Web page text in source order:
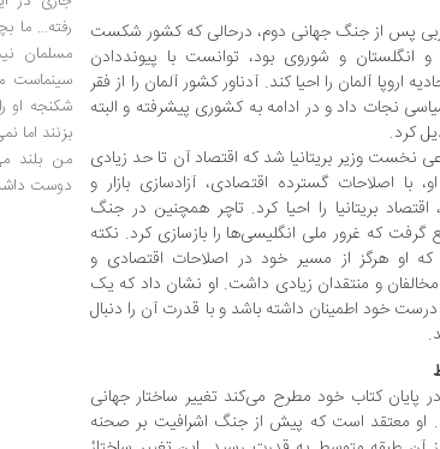
غربی پس از جنگ جهانی دوم، درحالی که کشور شکست
انگلستان و شوروی بود، توانست با پیونددادن
آلمان را احیا کند. آدناور کشور آلمان را از فقر
نجات داد و در ادامه به کشوری پیشرفته و البته
کرد.
سال ۱۹۷۹ در اوضاعی نخست وزیر بریتانیا شد که اقتصاد آن تا حد زیادی
با اصلاحات گسترده اقتصادی، آزادسازی بازار و
بریتانیا را احیا کرد. تاچر همچنین در جنگ
گرفت که غرور ملی انگلیسی‌ها را بازسازی کرد. نکته
او هرگز از مسیر خود در اصلاحات اقتصادی و
و منتقدان زیادی داشت. او نشان داد که یک
خود اطمینان داشته باشد و با قدرت آن را دنبال
پایان کتاب خود مطرح می‌کند تغییر ساختار جهانی
معتقد است که پیش از جنگ اشرافیت بر صحنه
رفته... ما
مسلمان
سینماست
شکنجه او
بزنند اما
من بلند
دوست